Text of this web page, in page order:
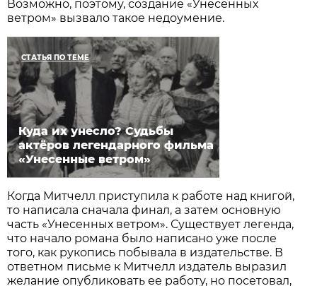
Возможно, поэтому, создание «Унесенных
ветром» вызвало такое недоумение.
СТАТЬЯ ПО ТЕМЕ
Куда их унесло? Судьбы
актёров легендарного фильма
«Унесенные ветром»
Когда Митчелл приступила к работе над книгой,
то написала сначала финал, а затем основную
часть «Унесенных ветром». Существует легенда,
что начало романа было написано уже после
того, как рукопись побывала в издательстве. В
ответном письме к Митчелл издатель выразил
желание опубликовать ее работу, но посетовал,